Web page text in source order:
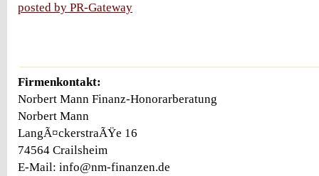
posted by PR-Gateway
Firmenkontakt:
Norbert Mann Finanz-Honorarberatung
Norbert Mann
LangÃ¤ckerstraÃŸe 16
74564 Crailsheim
E-Mail: info@nm-finanzen.de